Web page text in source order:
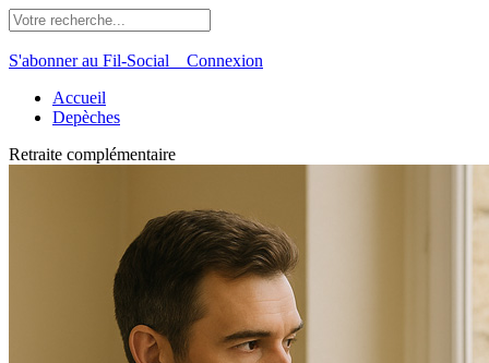
S'abonner au Fil-Social Connexion
Accueil
Depèches
Retraite complémentaire